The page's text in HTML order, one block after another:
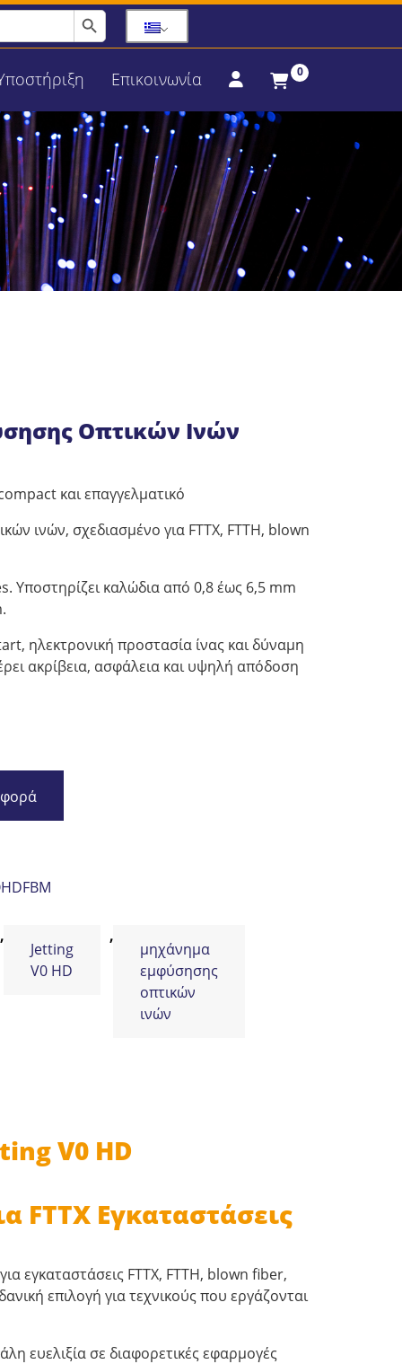
Search Button
Επικοινωνία 0
Οπτικών Ινών
και επαγγελματικό
ινών, σχεδιασμένο για FTTX, FTTH, blown
Υποστηρίζει καλώδια από 0,8 έως 6,5 mm
ηλεκτρονική προστασία ίνας και δύναμη
ακρίβεια, ασφάλεια και υψηλή απόδοση
,
Jetting
V0 HD
,
μηχάνημα
εμφύσησης
οπτικών
ινών
V0 HD
Εγκαταστάσεις
εγκαταστάσεις FTTX, FTTH, blown fiber,
επιλογή για τεχνικούς που εργάζονται
ευελιξία σε διαφορετικές εφαρμογές